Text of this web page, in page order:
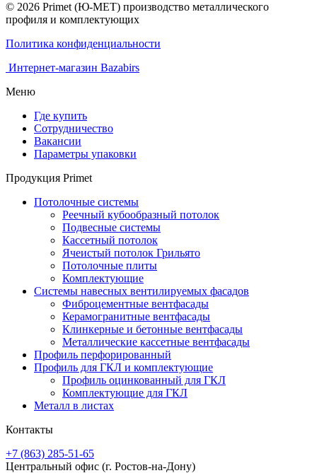
© 2026 Primet (Ю-МЕТ) производство металлического
профиля и комплектующих
Политика конфиденциальности
Интернет-магазин Bazabirs
Меню
Где купить
Сотрудничество
Вакансии
Параметры упаковки
Продукция Primet
Потолочные системы
Реечный кубообразный потолок
Подвесные системы
Кассетный потолок
Ячеистый потолок Грильято
Потолочные плиты
Комплектующие
Системы навесных вентилируемых фасадов
Фиброцементные вентфасады
Керамогранитные вентфасады
Клинкерные и бетонные вентфасады
Металлические кассетные вентфасады
Профиль перфорированный
Профиль для ГКЛ и комплектующие
Профиль оцинкованный для ГКЛ
Комплектующие для ГКЛ
Металл в листах
Контакты
+7 (863) 285-51-65
Центральный офис (г. Ростов-на-Дону)